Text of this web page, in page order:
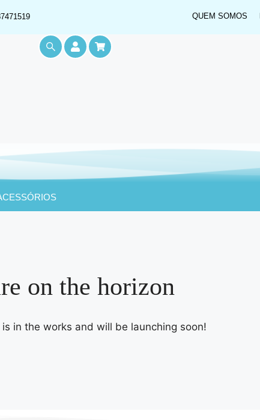
QUEM SOMOS
on the horizon
in the works and will be launching soon!